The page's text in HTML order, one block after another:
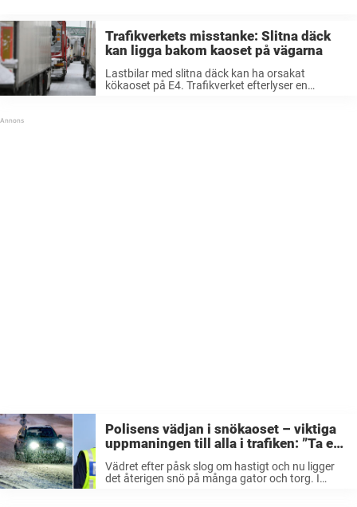
Trafikverkets misstanke: Slitna däck
kan ligga bakom kaoset på vägarna
Lastbilar med slitna däck kan ha orsakat
kökaoset på E4. Trafikverket efterlyser en
Polisens vädjan i snökaoset – viktiga
uppmaningen till alla i trafiken: ”Ta en
funderare på…”
Vädret efter påsk slog om hastigt och nu ligger
det återigen snö på många gator och torg. I